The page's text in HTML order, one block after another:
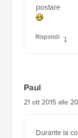
postare
Rispondi
Paul
21 ott 2015 alle
Durante la